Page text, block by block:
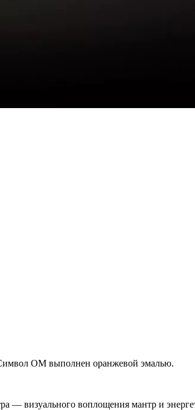
ОМ выполнен оранжевой эмалью.
— визуального воплощения мантр и